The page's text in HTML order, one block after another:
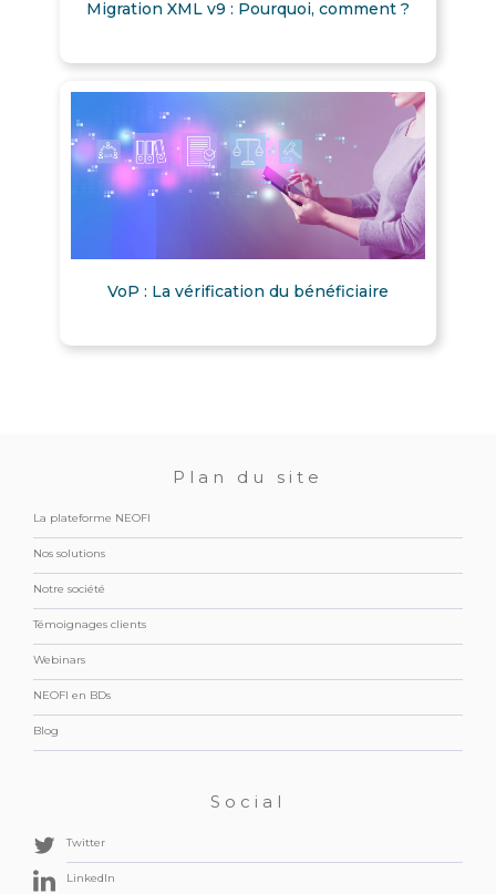
Migration XML v9 : Pourquoi, comment ?
VoP : La vérification du bénéficiaire
Plan du site
La plateforme NEOFI
Nos solutions
Notre société
Témoignages clients
Webinars
NEOFI en BDs
Blog
Social
Twitter
LinkedIn